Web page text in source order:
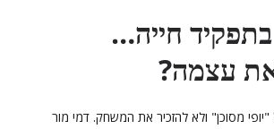
חייה…
עצמה?
מסוכן" ולא להזכיר את המשחק. דמי מור